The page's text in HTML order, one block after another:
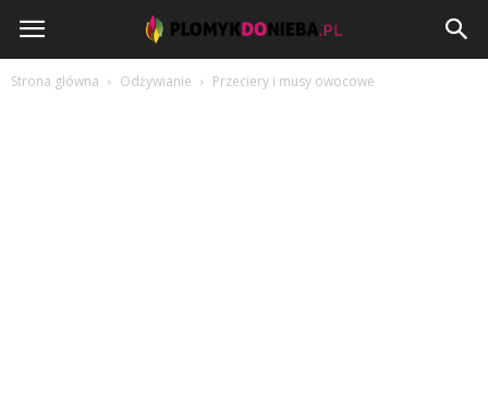
PlomykDoNieba.pl
Strona główna Odżywianie Przeciery i musy owocowe